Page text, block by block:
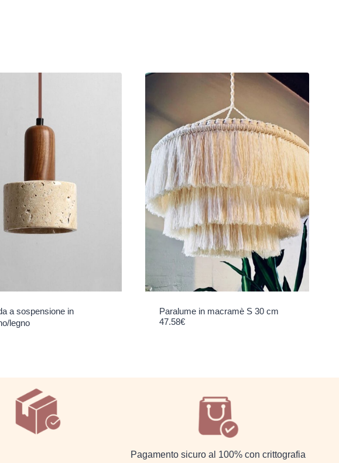
a sospensione in
legno
Paralume in macramè S 30 cm
47.58€
Pagamento sicuro al 100% con crittografia